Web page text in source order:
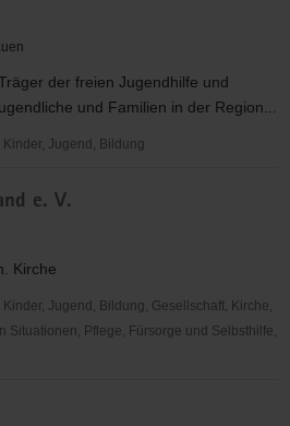
der freien Jugendhilfe und
und Familien in der Region...
Jugend, Bildung
e. V.
Kirche
Jugend, Bildung, Gesellschaft, Kirche,
Situationen, Pflege, Fürsorge und Selbsthilfe,